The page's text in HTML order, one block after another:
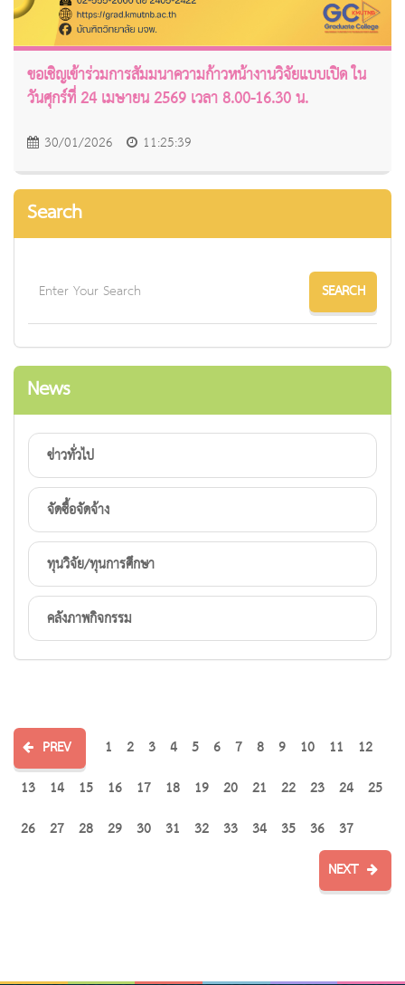
ขอเชิญเข้าร่วมการสัมมนาความก้าวหน้างานวิจัยแบบเปิด ใน
วันศุกร์ที่ 24 เมษายน 2569 เวลา 8.00-16.30 น.
30/01/2026 11:25:39
Search
News
ข่าวทั่วไป
จัดซื้อจัดจ้าง
ทุนวิจัย/ทุนการศึกษา
คลังภาพกิจกรรม
PREV 1 2 3 4 5 6 7 8 9 10 11
12
13
14 15 16 17 18 19 20 21 22 23 24 25
26 27 28 29 30 31 32 33 34 35 36 37
NEXT